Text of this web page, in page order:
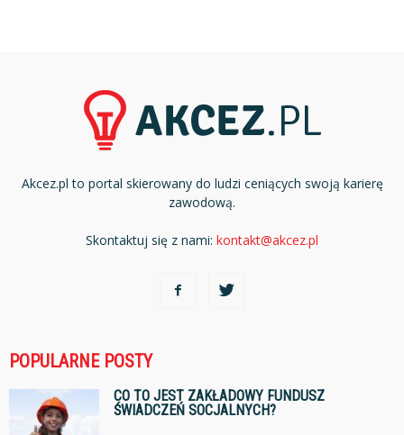
Akcez.pl to portal skierowany do ludzi ceniących swoją karierę
zawodową.
Skontaktuj się z nami: kontakt@akcez.pl
POPULARNE POSTY
CO TO JEST ZAKŁADOWY FUNDUSZ
ŚWIADCZEŃ SOCJALNYCH?